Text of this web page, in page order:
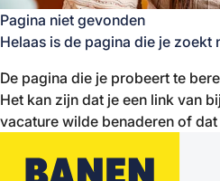
Pagina niet gevonden
Helaas is de pagina die je zoekt
De pagina die je probeert te
Het kan zijn dat je een link van
vacature wilde benaderen of